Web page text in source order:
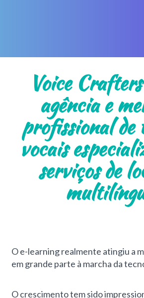
Voice
agência e
profissional de
vocais
serviços de
O e-learning realmente atingiu a
em grande parte à marcha da
O crescimento tem sido